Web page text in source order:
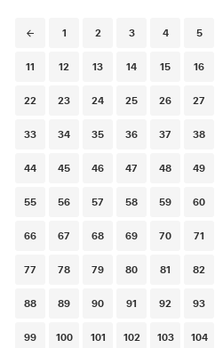
Posts
1 2 3 4 5
11 12 13 14 15 16
22 23 24 25 26 27
33 34 35 36 37 38
44 45 46 47 48 49
55 56 57 58 59 60
66 67 68 69 70 71
77 78 79 80 81 82
88 89 90 91 92 93
99 100 101 102 103 104